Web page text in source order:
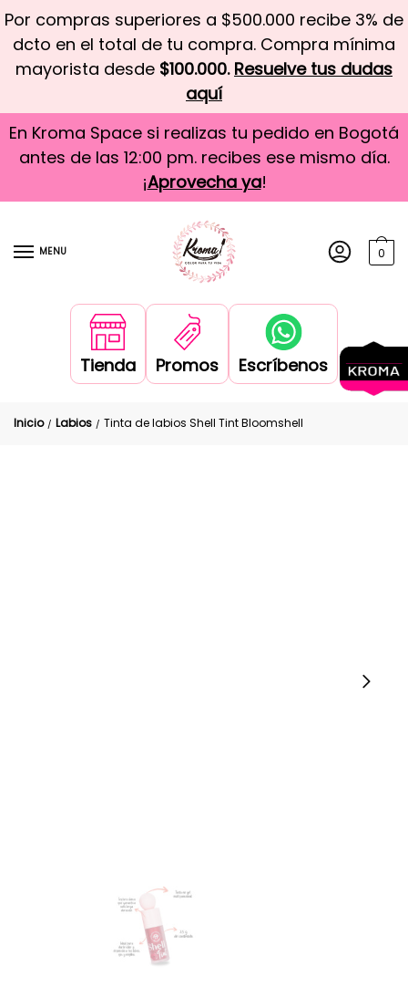
Por compras superiores a $500.000 recibe 3% de
dcto en el total de tu compra. Compra mínima
mayorista desde $100.000. Resuelve tus dudas
aquí
En Kroma Space si realizas tu pedido en Bogotá
antes de las 12:00 pm. recibes ese mismo día.
¡Aprovecha ya!
MENU 0
Tienda Promos Escríbenos
Inicio / Labios / Tinta de labios Shell Tint Bloomshell